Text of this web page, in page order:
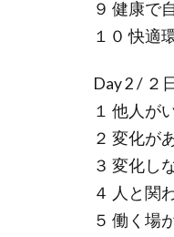
９ 健康で
１０ 快適
Day 2 / ２
１ 他人が
２ 変化が
３ 変化し
４ 人と関
５ 働く場